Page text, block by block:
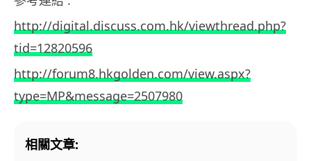
http://digital.discuss.com.hk/viewthread.php?
tid=12820596
http://forum8.hkgolden.com/view.aspx?
type=MP&message=2507980
相關文章: